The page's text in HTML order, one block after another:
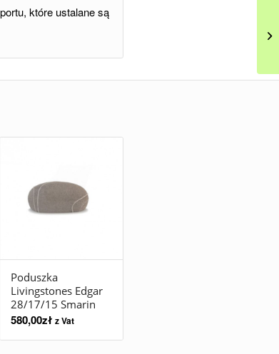
które ustalane są
Poduszka
Livingstones Edgar
28/17/15 Smarin
580,00zł z Vat